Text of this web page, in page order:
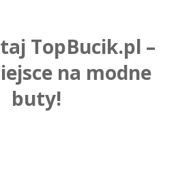
TopBucik.pl –
na modne
buty!